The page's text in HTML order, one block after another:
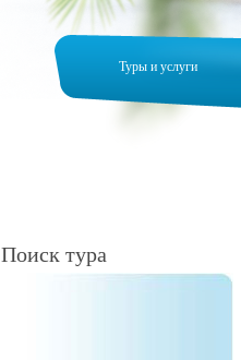
Туры и услуги
Поиск тура